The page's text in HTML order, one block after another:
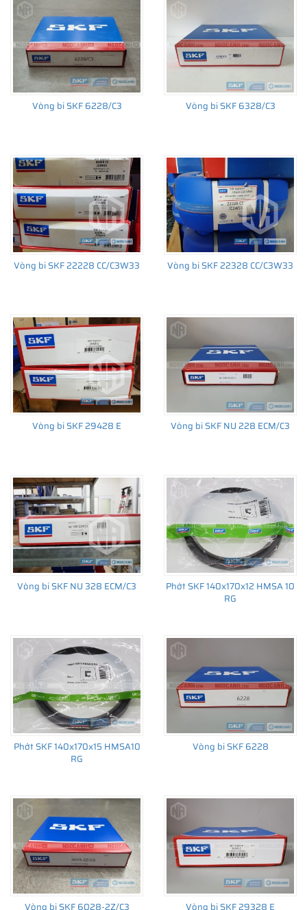
Vòng bi SKF 6228/C3 Vòng bi SKF 6328/C3
Vòng bi SKF 22228 CC/C3W33 Vòng bi SKF 22328 CC/C3W33
Vòng bi SKF 29428 E Vòng bi SKF NU 228 ECM/C3
Vòng bi SKF NU 328 ECM/C3
Phớt SKF 140x170x12 HMSA 10
RG
Phớt SKF 140x170x15 HMSA10
RG
Vòng bi SKF 6228
Vòng bi SKF 6028-2Z/C3 Vòng bi SKF 29328 E